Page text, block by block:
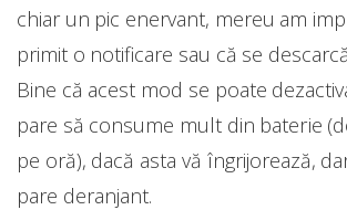
chiar un pic enervant, mereu am
primit o notificare sau că se
Bine că acest mod se poate
pare să consume mult din baterie
pe oră), dacă asta vă îngrijorează,
pare deranjant.